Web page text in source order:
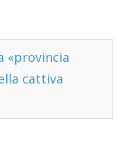
«provincia
cattiva